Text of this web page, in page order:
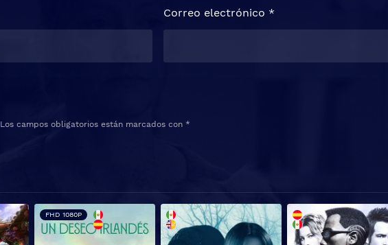
Los campos obligatorios están marcados con *
Correo electrónico *
FHD 1080P